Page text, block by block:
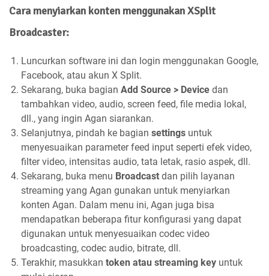
Cara menyiarkan konten menggunakan XSplit
Broadcaster:
Luncurkan software ini dan login menggunakan Google,
Facebook, atau akun X Split.
Sekarang, buka bagian Add Source > Device dan
tambahkan video, audio, screen feed, file media lokal,
dll., yang ingin Agan siarankan.
Selanjutnya, pindah ke bagian settings untuk
menyesuaikan parameter feed input seperti efek video,
filter video, intensitas audio, tata letak, rasio aspek, dll.
Sekarang, buka menu Broadcast dan pilih layanan
streaming yang Agan gunakan untuk menyiarkan
konten Agan. Dalam menu ini, Agan juga bisa
mendapatkan beberapa fitur konfigurasi yang dapat
digunakan untuk menyesuaikan codec video
broadcasting, codec audio, bitrate, dll.
Terakhir, masukkan token atau streaming key untuk